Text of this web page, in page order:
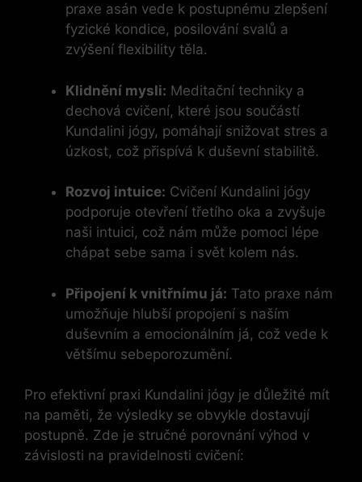
praxe asán vede k postupnému zlepšení
fyzické kondice, posilování svalů a
zvýšení flexibility těla.
Klidnění mysli: Meditační techniky a
dechová cvičení, které jsou součástí
Kundalini jógy, pomáhají snižovat stres a
úzkost, což přispívá k duševní stabilitě.
Rozvoj intuice: Cvičení Kundalini jógy
podporuje otevření třetího oka a zvyšuje
naši intuici, což nám může pomoci lépe
chápat sebe sama i svět kolem nás.
Připojení k vnitřnímu já: Tato praxe nám
umožňuje hlubší propojení s naším
duševním a emocionálním já, což vede k
většímu sebeporozumění.
Pro efektivní praxi Kundalini jógy je důležité mít
na paměti, že výsledky se obvykle dostavují
postupně. Zde je stručné porovnání výhod v
závislosti na pravidelnosti cvičení: